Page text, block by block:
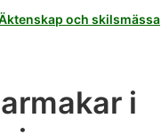
och skilsmässa
i